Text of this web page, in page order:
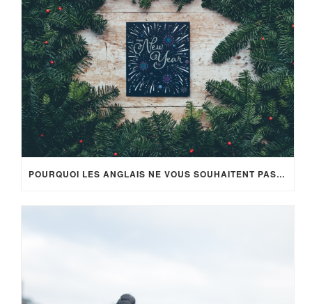
POURQUOI LES ANGLAIS NE VOUS SOUHAITENT PAS LA BONNE ANNÉE